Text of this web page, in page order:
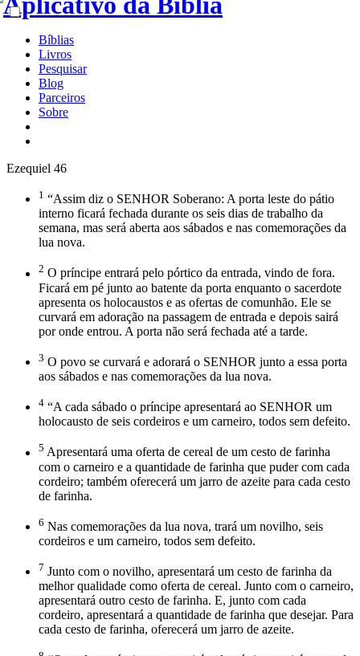
Bíblias
Livros
Pesquisar
Blog
Parceiros
Sobre
Ezequiel 46
1 “Assim diz o SENHOR Soberano: A porta leste do pátio
interno ficará fechada durante os seis dias de trabalho da
semana, mas será aberta aos sábados e nas comemorações da
lua nova.
2 O príncipe entrará pelo pórtico da entrada, vindo de fora.
Ficará em pé junto ao batente da porta enquanto o sacerdote
apresenta os holocaustos e as ofertas de comunhão. Ele se
curvará em adoração na passagem de entrada e depois sairá
por onde entrou. A porta não será fechada até a tarde.
3 O povo se curvará e adorará o SENHOR junto a essa porta
aos sábados e nas comemorações da lua nova.
4 “A cada sábado o príncipe apresentará ao SENHOR um
holocausto de seis cordeiros e um carneiro, todos sem defeito.
5 Apresentará uma oferta de cereal de um cesto de farinha
com o carneiro e a quantidade de farinha que puder com cada
cordeiro; também oferecerá um jarro de azeite para cada cesto
de farinha.
6 Nas comemorações da lua nova, trará um novilho, seis
cordeiros e um carneiro, todos sem defeito.
7 Junto com o novilho, apresentará um cesto de farinha da
melhor qualidade como oferta de cereal. Junto com o carneiro,
apresentará outro cesto de farinha. E, junto com cada
cordeiro, apresentará a quantidade de farinha que desejar. Para
cada cesto de farinha, oferecerá um jarro de azeite.